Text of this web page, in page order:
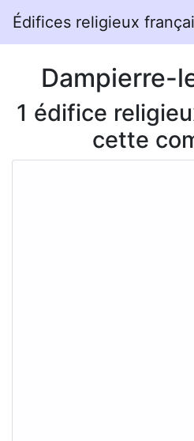
Édifices religieux
Dampierre-
1 édifice
cette